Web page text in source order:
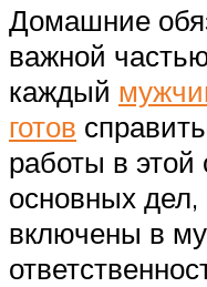
Домашние
важной
каждый
готов
работы в этой
основных дел,
включены в